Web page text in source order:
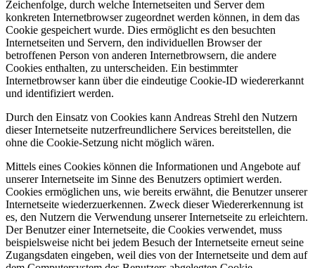
Zeichenfolge, durch welche Internetseiten und Server dem
konkreten Internetbrowser zugeordnet werden können, in dem das
Cookie gespeichert wurde. Dies ermöglicht es den besuchten
Internetseiten und Servern, den individuellen Browser der
betroffenen Person von anderen Internetbrowsern, die andere
Cookies enthalten, zu unterscheiden. Ein bestimmter
Internetbrowser kann über die eindeutige Cookie-ID wiedererkannt
und identifiziert werden.
Durch den Einsatz von Cookies kann Andreas Strehl den Nutzern
dieser Internetseite nutzerfreundlichere Services bereitstellen, die
ohne die Cookie-Setzung nicht möglich wären.
Mittels eines Cookies können die Informationen und Angebote auf
unserer Internetseite im Sinne des Benutzers optimiert werden.
Cookies ermöglichen uns, wie bereits erwähnt, die Benutzer unserer
Internetseite wiederzuerkennen. Zweck dieser Wiedererkennung ist
es, den Nutzern die Verwendung unserer Internetseite zu erleichtern.
Der Benutzer einer Internetseite, die Cookies verwendet, muss
beispielsweise nicht bei jedem Besuch der Internetseite erneut seine
Zugangsdaten eingeben, weil dies von der Internetseite und dem auf